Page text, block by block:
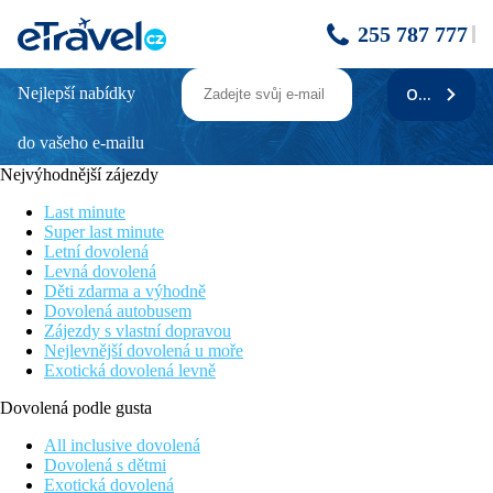
255 787 777
DEPANDANCE DIANA - Aqua - Vital
pobyt - Lúčky
Popis
Charakter okolí a nadmořská výška 621 m zařazují Lúčky do
klimatické oblasti tatranských horských pásem. Léčí se zde
především
ženské nemoci a poruchy plodnosti. Hosté jsou ubytováni
v léčebných
domech Choč (zde se všichni hosté stravují), Liptov a
připojených
objektech. V LD Choč je kavárna, kinosál, knihovna, sál s TV a
květinářství se suvenýry. Pořádají se zde výlety do Vysokých
Tater,
Demänovských jeskyní, Oravského Podzámku a na Oravskou
přehradu popř. do
Bešenové (cca 5 km). Součástí AQUA – VITAL Parkje
venkovní rekreační
Nejlepší nabídky
do vašeho e-mailu
ODEBÍRAT
Nejvýhodnější zájezdy
Last minute
Super last minute
Letní dovolená
Levná dovolená
Děti zdarma a výhodně
Dovolená autobusem
Zájezdy s vlastní dopravou
Nejlevnější dovolená u moře
Exotická dovolená levně
Dovolená podle gusta
All inclusive dovolená
Dovolená s dětmi
Exotická dovolená